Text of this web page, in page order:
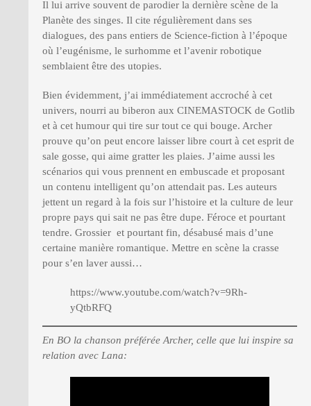
Il lui arrive souvent de parodier la dernière scène de la
Planète des singes. Il cite régulièrement dans ses
dialogues, des pans entiers de Science-fiction à l’époque
où l’eugénisme, le surhomme et l’avenir robotique
semblaient être des utopies.
Bien évidemment, j’ai immédiatement accroché à cet
univers, nourri au biberon aux CINEMASTOCK de Gotlib
et à cet humour qui tire sur tout ce qui bouge. Archer
prouve qu’on peut encore laisser libre court à cet esprit de
sale gosse, qui aime gratter les plaies. J’aime aussi les
scénarios qui vous prennent en embuscade et proposant
un contenu intelligent qu’on attendait pas. Les auteurs
jettent un regard à la fois sur l’histoire et la culture de leur
propre pays qui sait ne pas être dupe. Féroce et pourtant
tendre. Grossier et pourtant fin, désabusé mais d’une
certaine manière romantique. Mettre en scène la crasse
pour s’en laver aussi…
https://www.youtube.com/watch?v=9Rh-
yQtbRFQ
En BO la chanson préférée Archer, celle que lui inspire sa
relation avec Lana: